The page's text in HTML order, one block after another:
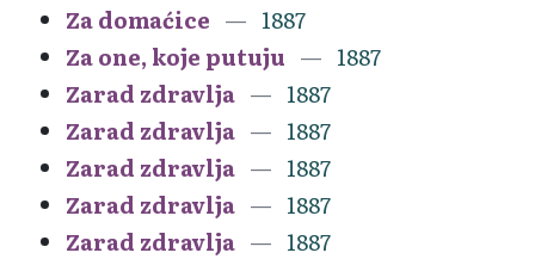
Za domaćice
1887
Za one, koje putuju
1887
Zarad zdravlja
1887
Zarad zdravlja
1887
Zarad zdravlja
1887
Zarad zdravlja
1887
Zarad zdravlja
1887